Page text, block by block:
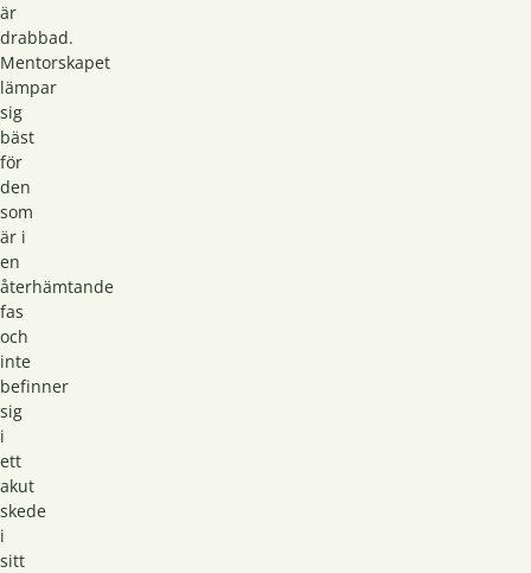
är
drabbad.
Mentorskapet
lämpar
sig
bäst
för
den
som
är i
en
återhämtande
fas
och
inte
befinner
sig
i
ett
akut
skede
i
sitt